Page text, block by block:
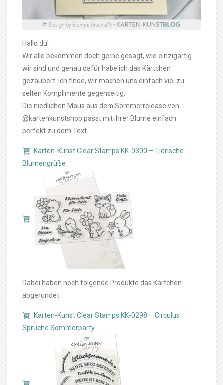
Hallo du!
Wir alle bekommen doch gerne gesagt, wie einzigartig
wir sind und genau dafür habe ich das Kärtchen
gezaubert. Ich finde, wir machen uns einfach viel zu
selten Komplimente gegenseitig.
Die niedlichen Maus aus dem Sommerrelease von
@kartenkunstshop passt mit ihrer Blume einfach
perfekt zu dem Text.
Karten-Kunst Clear Stamps KK-0300 – Tierische
Blumengrüße
Dabei haben noch folgende Produkte das Kärtchen
abgerundet:
Karten-Kunst Clear Stamps KK-0298 – Circulus
Sprüche Sommerparty